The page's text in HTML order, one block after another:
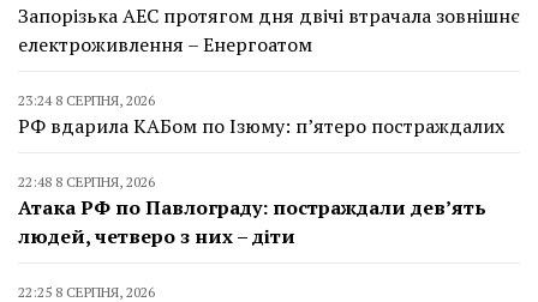
Запорізька АЕС протягом дня двічі втрачала зовнішнє
електроживлення – Енергоатом
23:24 8 СЕРПНЯ, 2026
РФ вдарила КАБом по Ізюму: п’ятеро постраждалих
22:48 8 СЕРПНЯ, 2026
Атака РФ по Павлограду: постраждали дев’ять
людей, четверо з них – діти
22:25 8 СЕРПНЯ, 2026